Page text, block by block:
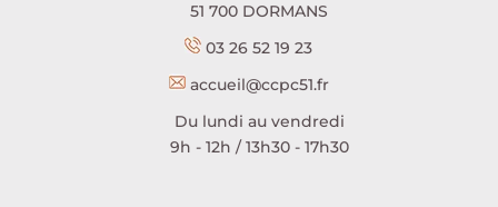
51 700 DORMANS
03 26 52 19 23
accueil@ccpc51.fr
Du lundi au vendredi
9h - 12h / 13h30 - 17h30